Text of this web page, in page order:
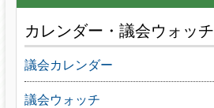
カレンダー・議会ウォッチ
議会カレンダー
議会ウォッチ